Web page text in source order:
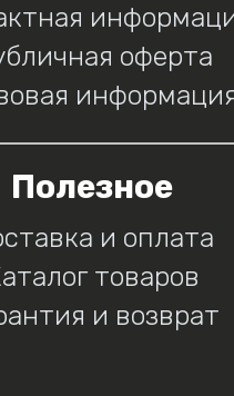
оферта
Полезное
и оплата
товаров
и возврат